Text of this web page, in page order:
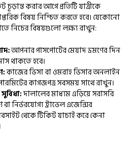
করার আগে প্রতিটি যাত্রীকে
বিষয় নিশ্চিত করতে হবে। যেকোনো
নিচের বিষয়গুলো লক্ষ্য রাখুন:
আপনার পাসপোর্টের মেয়াদ ভ্রমণের দিন
থাকতে হবে।
কাজের ভিসা বা ওমরাহ ভিসার অনলাইন
কাগজপত্র সবসময় সাথে রাখুন।
দালালের মাধ্যম এড়িয়ে সরাসরি
নির্ভরযোগ্য ট্রাভেল এজেন্সির
থেকে টিকিট যাচাই করে কেনা